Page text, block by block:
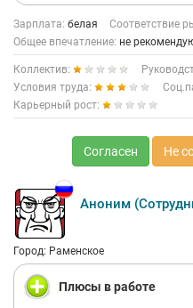
Зарплата: белая Соответствие
Общее впечатление: не
Коллектив:
Условия труда:
Карьерный рост:
Согласен Не
Аноним
Город: Раменское
Плюсы в работе